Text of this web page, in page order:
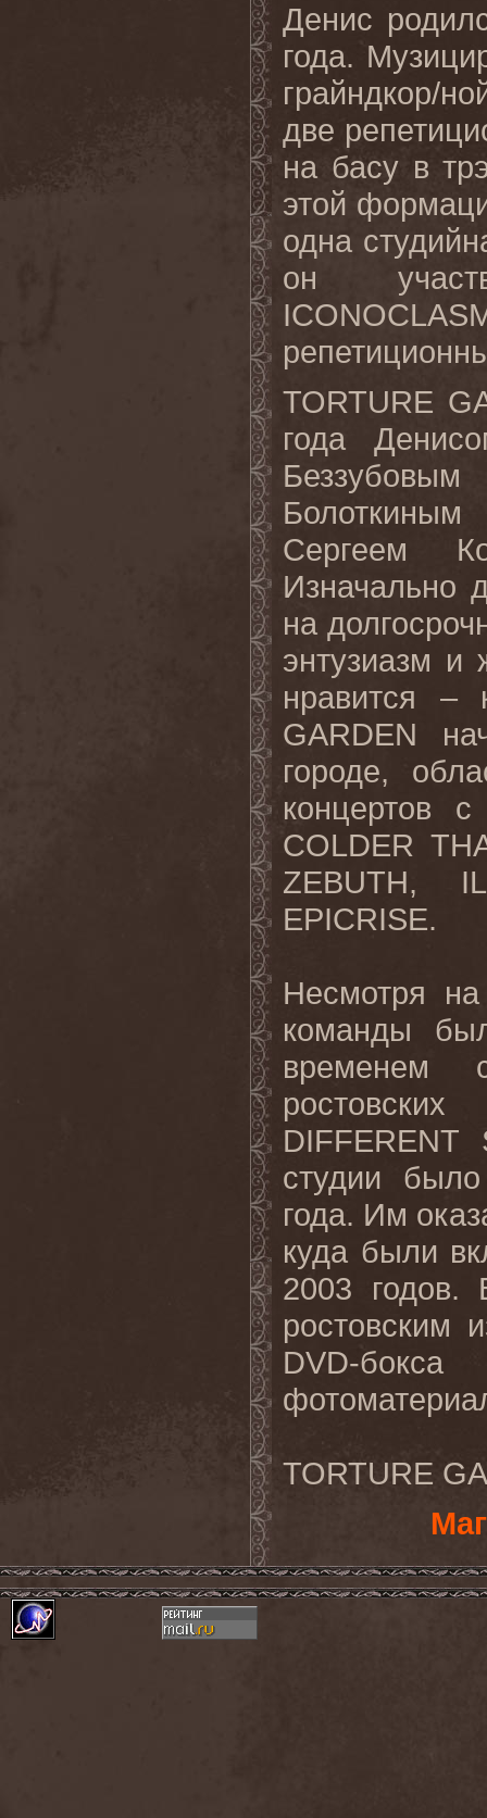
Денис
года.
грайндкор/
две
на басу в
этой
одна
он
TORTURE
года
Сергеем
Изначально
на
энтузиазм и
нравится –
GARDEN
городе,
концертов
COLDER
ZEBUTH,
EPICRISE.
Несмотря
команды
временем
DIFFERENT
студии
года. Им
куда были
2003 годов.
ростовским
DVD-
TORTURE